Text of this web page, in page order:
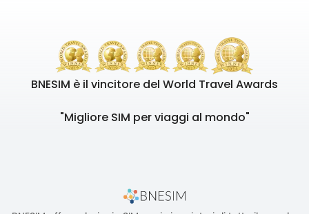
BNESIM è il vincitore del World Travel Awards
"Migliore SIM per viaggi al mondo"